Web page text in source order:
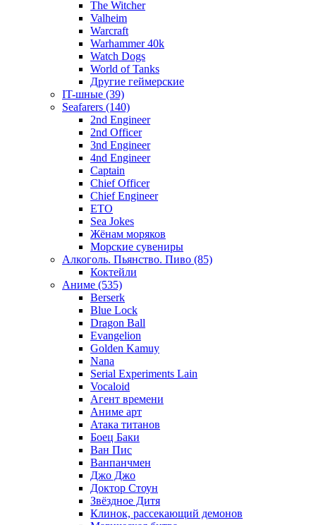
The Witcher
Valheim
Warcraft
Warhammer 40k
Watch Dogs
World of Tanks
Другие геймерские
IT-шные (39)
Seafarers (140)
2nd Engineer
2nd Officer
3nd Engineer
4nd Engineer
Captain
Chief Officer
Chief Еngineer
ETO
Sea Jokes
Жёнам моряков
Морские сувениры
Алкоголь. Пьянство. Пиво (85)
Коктейли
Аниме (535)
Berserk
Blue Lock
Dragon Ball
Evangelion
Golden Kamuy
Nana
Serial Experiments Lain
Vocaloid
Агент времени
Аниме арт
Атака титанов
Боец Баки
Ван Пис
Ванпанчмен
Джо Джо
Доктор Стоун
Звёздное Дитя
Клинок, рассекающий демонов